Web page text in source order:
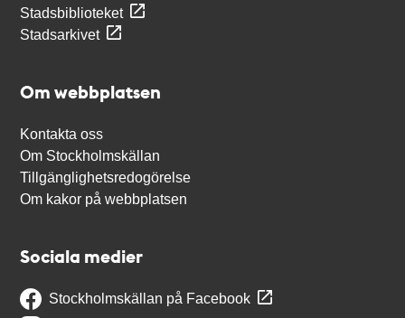
Stadsbiblioteket
Stadsarkivet
Om webbplatsen
Kontakta oss
Om Stockholmskällan
Tillgänglighetsredogörelse
Om kakor på webbplatsen
Sociala medier
Stockholmskällan på Facebook